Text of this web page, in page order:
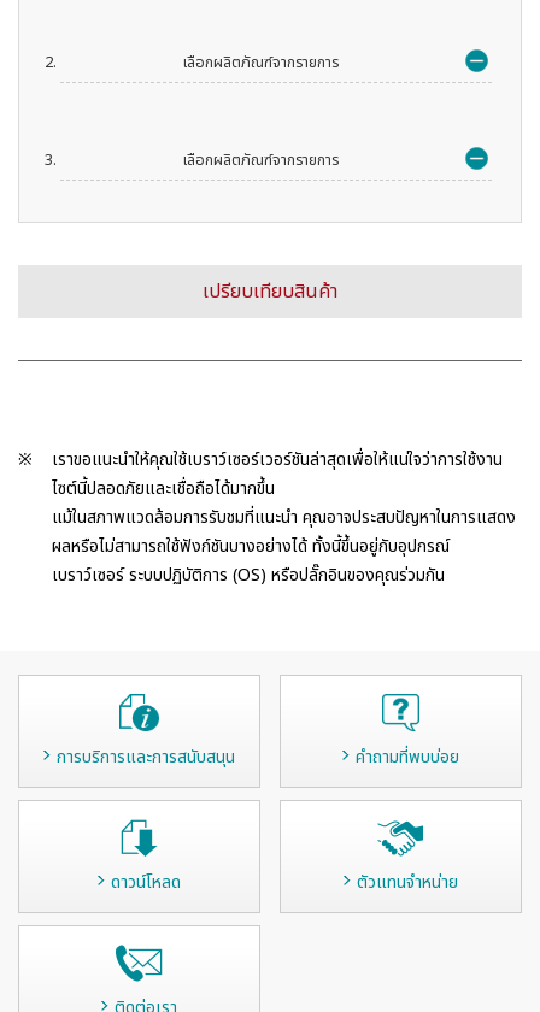
เลือกผลิตภัณฑ์จากรายการ
เลือกผลิตภัณฑ์จากรายการ
※
เราขอแนะนำให้คุณใช้เบราว์เซอร์เวอร์ชันล่าสุดเพื่อให้แน่ใจว่าการใช้งาน
ไซต์นี้ปลอดภัยและเชื่อถือได้มากขึ้น
แม้ในสภาพแวดล้อมการรับชมที่แนะนำ คุณอาจประสบปัญหาในการแสดง
ผลหรือไม่สามารถใช้ฟังก์ชันบางอย่างได้ ทั้งนี้ขึ้นอยู่กับอุปกรณ์
เบราว์เซอร์ ระบบปฏิบัติการ (OS) หรือปลั๊กอินของคุณร่วมกัน
การบริการและการสนับสนุน คำถามที่พบบ่อย
ดาวน์โหลด ตัวแทนจำหน่าย